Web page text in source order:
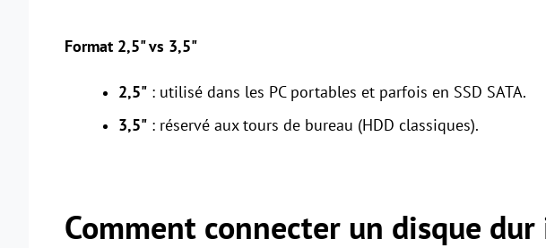
Format 2,5" vs 3,5"
2,5" : utilisé dans les PC portables et parfois en SSD SATA.
3,5" : réservé aux tours de bureau (HDD classiques).
Comment connecter un disque